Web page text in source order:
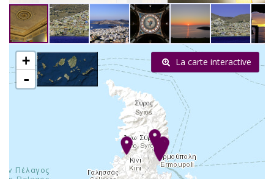
+
-
La carte interactive